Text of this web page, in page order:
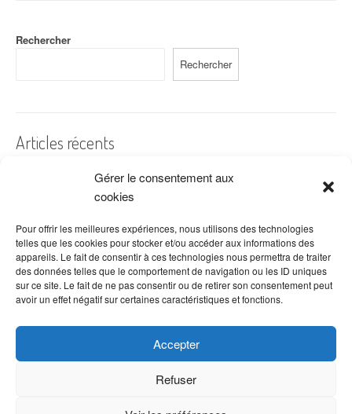
Gérer le consentement aux
cookies
Pour offrir les meilleures expériences, nous utilisons des technologies
telles que les cookies pour stocker et/ou accéder aux informations des
appareils. Le fait de consentir à ces technologies nous permettra de traiter
des données telles que le comportement de navigation ou les ID uniques
sur ce site. Le fait de ne pas consentir ou de retirer son consentement peut
avoir un effet négatif sur certaines caractéristiques et fonctions.
Accepter
Refuser
Rechercher
Rechercher
Articles récents
A quelles dates de l’année offre-t-on des fleurs ?
Les fleurs préférées des Français
Combien de fois arroser un cactus ?
Quelles fleurs offrir pour la fête des mères ?
Idées de décoration avec fleurs séchées